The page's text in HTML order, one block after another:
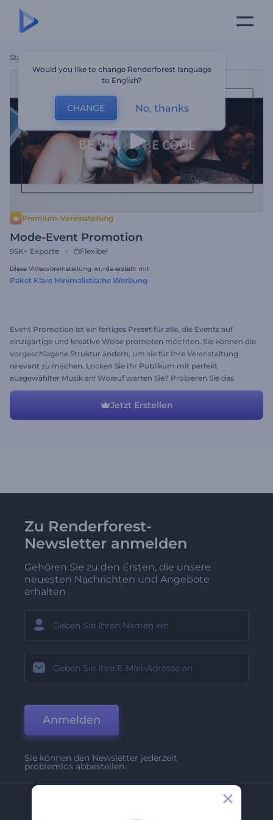
Startseite
Premium-Voreinstellung
Mode-Event Promotion
95K+ Exporte Flexibel
Diese Videovoreinstellung wurde erstellt mit
Paket Klare Minimalistische Werbung
Event Promotion ist ein fertiges Preset für alle, die Events auf
einzigartige und kreative Weise promoten möchten. Sie können die
vorgeschlagene Struktur ändern, um sie für Ihre Veranstaltung
relevant zu machen. Locken Sie Ihr Publikum mit perfekt
ausgewählter Musik an! Worauf warten Sie? Probieren Sie das
eingängigste Video aus!
Jetzt Erstellen
Zu Renderforest-
Newsletter anmelden
Gehören Sie zu den Ersten, die unsere
neuesten Nachrichten und Angebote
erhalten
Anmelden
Sie können den Newsletter jederzeit
problemlos abbestellen.
Would you like to change Renderforest language
to English?
CHANGE No, thanks